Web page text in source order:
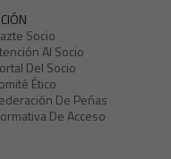
Socio
Al Socio
Del Socio
Ético
De Peñas
De Acceso